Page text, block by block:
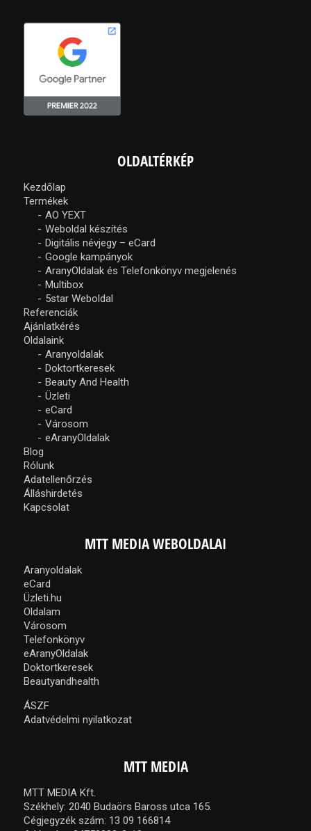
OLDALTÉRKÉP
Kezdőlap
Termékek
AO YEXT
Weboldal készítés
Digitális névjegy – eCard
Google kampányok
AranyOldalak és Telefonkönyv megjelenés
Multibox
5star Weboldal
Referenciák
Ajánlatkérés
Oldalaink
Aranyoldalak
Doktortkeresek
Beauty And Health
Üzleti
eCard
Városom
eAranyOldalak
Blog
Rólunk
Adatellenőrzés
Álláshirdetés
Kapcsolat
MTT MEDIA WEBOLDALAI
Aranyoldalak
eCard
Üzleti.hu
Oldalam
Városom
Telefonkönyv
eAranyOldalak
Doktortkeresek
Beautyandhealth
ÁSZF
Adatvédelmi nyilatkozat
MTT MEDIA
MTT MEDIA Kft.
Székhely: 2040 Budaörs Baross utca 165.
Cégjegyzék szám: 13 09 166814